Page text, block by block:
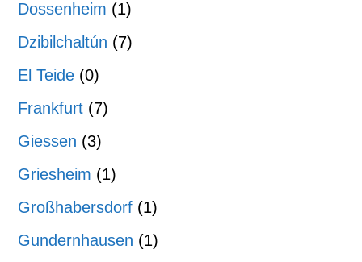
Dossenheim (1)
Dzibilchaltún (7)
El Teide (0)
Frankfurt (7)
Giessen (3)
Griesheim (1)
Großhabersdorf (1)
Gundernhausen (1)